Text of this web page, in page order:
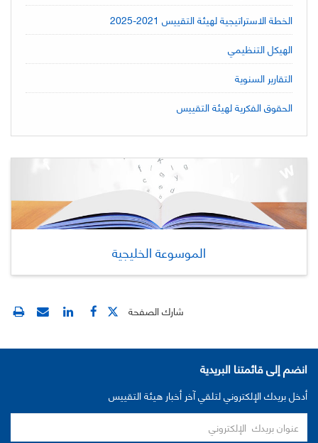
الخطة الاستراتيجية لهيئة التقييس 2021-2025
الهيكل التنظيمي
التقارير السنوية
الحقوق الفكرية لهيئة التقييس
الموسوعة الخليجية
شارك الصفحة
انضم إلى قائمتنا البريدية
أدخل بريدك الإلكتروني لتلقي آخر أخبار هيئة التقييس